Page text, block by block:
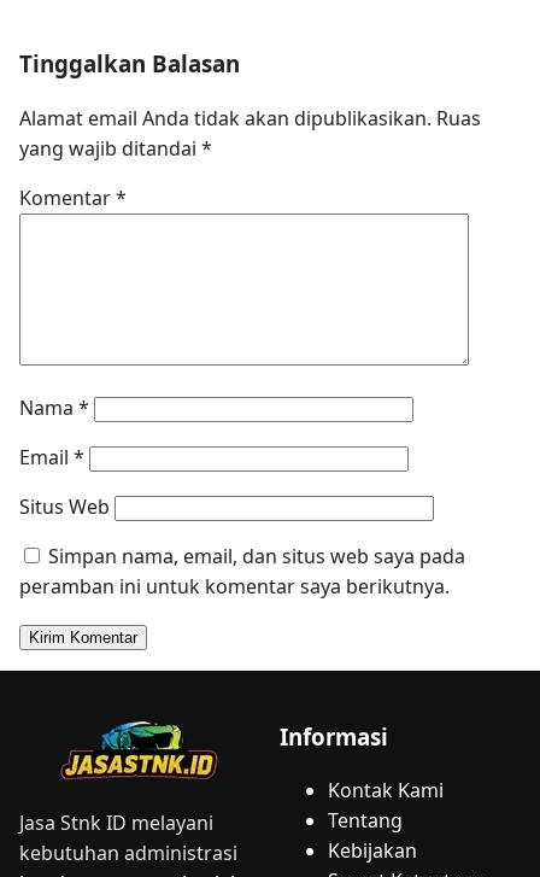
Tinggalkan Balasan
Alamat email Anda tidak akan dipublikasikan. Ruas
yang wajib ditandai *
Komentar*
Nama *
Email *
Situs Web
Simpan nama, email, dan situs web saya pada
peramban ini untuk komentar saya berikutnya.
Jasa Stnk ID melayani
kebutuhan administrasi
Informasi
Kontak Kami
Tentang
Kebijakan